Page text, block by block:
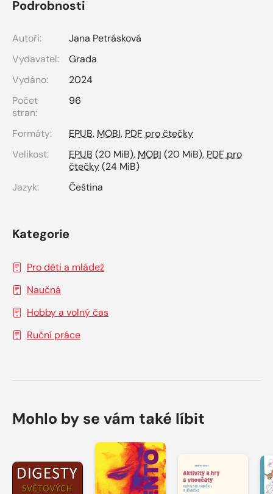
Podrobnosti
Autoři:
Jana Petrásková
Vydavatel:
Grada
Vydáno:
2024
Počet
stran:
96
Formáty: EPUB, MOBI, PDF pro čtečky
Velikost:
EPUB (20 MiB), MOBI (20 MiB), PDF pro
čtečky(24 MiB)
Jazyk:
Čeština
Kategorie
Pro děti a mládež
Naučná
Hobby a volný čas
Ruční práce
Mohlo by se vám také líbit